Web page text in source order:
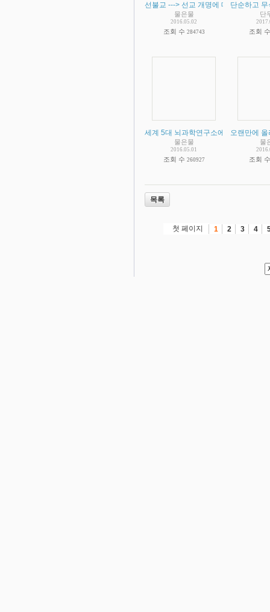
선불교 ---> 선교 개명에 대해 아시는분
물은물
2016.05.02
조회 수 284743
단순하고
단
조회
세계 5대 뇌과학연구소에서 재단법인
물은물
2016.05.01
조회 수 260927
오랜만에
물
조회
목록
첫 페이지 1 2 3 4